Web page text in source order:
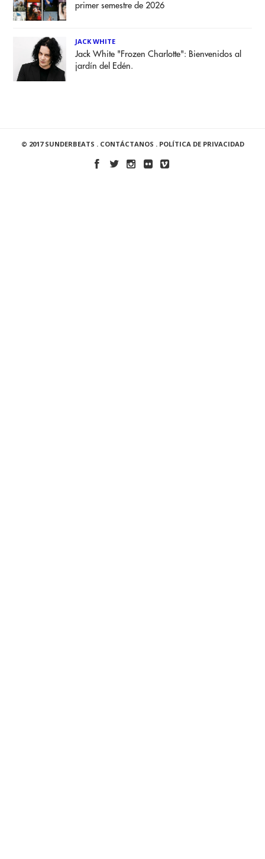
primer semestre de 2026
JACK WHITE
Jack White "Frozen Charlotte": Bienvenidos al
jardín del Edén.
© 2017 SUNDERBEATS . CONTÁCTANOS . POLÍTICA DE PRIVACIDAD